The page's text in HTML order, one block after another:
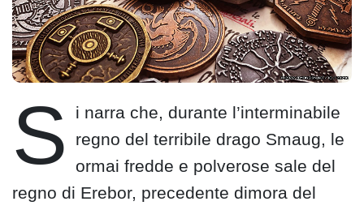
S
i narra che, durante l’interminabile
regno del terribile drago Smaug, le
ormai fredde e polverose sale del
regno di Erebor, precedente dimora del